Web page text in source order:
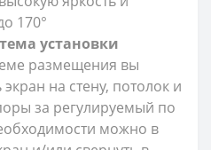
170°
установки
размещения вы
на стену, потолок и
за регулируемый по
можно в